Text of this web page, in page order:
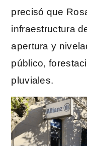
precisó que
infraestructura
apertura y
público,
pluviales.